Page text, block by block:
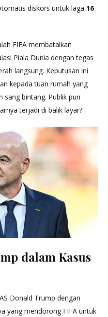
diskors untuk laga 16
FIFA membatalkan
Piala Dunia dengan tegas
langsung. Keputusan ini
kepada tuan rumah yang
bintang. Publik pun
terjadi di balik layar?
dalam Kasus
Donald Trump dengan
yang mendorong FIFA untuk